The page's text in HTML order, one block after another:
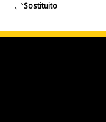
Sostituito